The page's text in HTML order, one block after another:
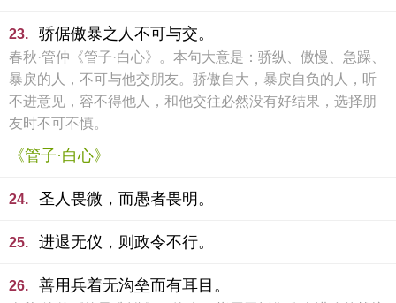
23. 骄倨傲暴之人不可与交。
春秋·管仲《管子·白心》。本句大意是：骄纵、傲慢、急躁、
暴戾的人，不可与他交朋友。骄傲自大，暴戾自负的人，听
不进意见，容不得他人，和他交往必然没有好结果，选择朋
友时不可不慎。
《管子·白心》
24. 圣人畏微，而愚者畏明。
25. 进退无仪，则政令不行。
26. 善用兵着无沟垒而有耳目。